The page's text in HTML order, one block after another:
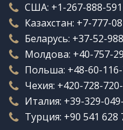
США: +1-267-888-
Казахстан: +7-777-
Беларусь: +37-52-
Молдова: +40-757-
Польша: +48-60-
Чехия: +420-728-
Италия: +39-329-
Турция: +90 541 628